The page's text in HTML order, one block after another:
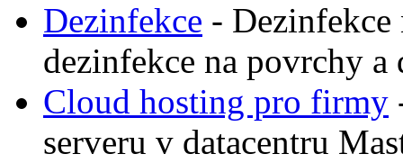
Dezinfekce - Dezinfekce
dezinfekce na povrchy
Cloud hosting pro firmy
serveru v datacentru